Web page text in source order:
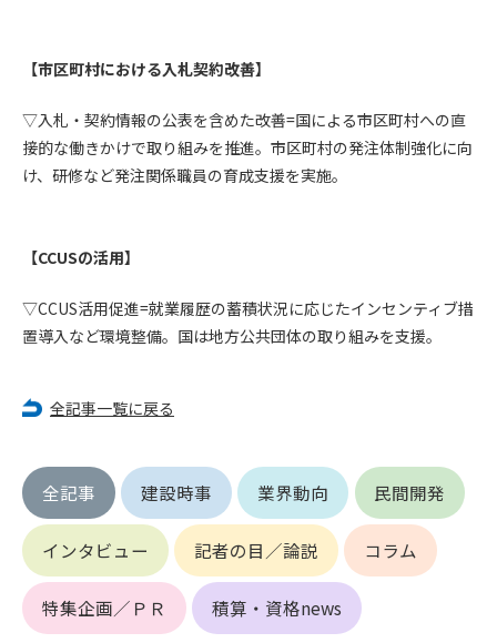
【市区町村における入札契約改善】
▽入札・契約情報の公表を含めた改善=国による市区町村への直
接的な働きかけで取り組みを推進。市区町村の発注体制強化に向
け、研修など発注関係職員の育成支援を実施。
【CCUSの活用】
▽CCUS活用促進=就業履歴の蓄積状況に応じたインセンティブ措
置導入など環境整備。国は地方公共団体の取り組みを支援。
全記事一覧に戻る
全記事 建設時事 業界動向 民間開発
インタビュー 記者の目／論説 コラム
特集企画／ＰＲ 積算・資格news
(4) 有害なコンピュータプログラム等を送信又は書き込む行為
(6) 管理者が承認していない営利を目的とした行為
(7) 公序良俗に反する行為
(8) 犯罪的行為に結びつく行為
(9) その他、法律に反する行為
に第三者に提供すること
第7条（登録内容の削除）
管理者は、会員が登録した内容が以下に該当する、またはその
と管理者が、判断した場合
(3) 広告掲載料金の支払が遅延した場合
(4) その他、管理者が不適当と判断した場合
第8条（サービスの変更・中止等）
管理者は、会員の承諾なく、本サービス内容の変更(新規追加、
廃止を含み)し、本サービスの運営を中止または廃止することが
できるものとします。これに起因する会員または他の第三者が